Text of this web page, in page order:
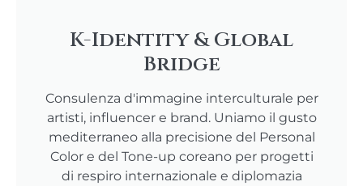
K-Identity & Global
Bridge
Consulenza d'immagine interculturale per
artisti, influencer e brand. Uniamo il gusto
mediterraneo alla precisione del Personal
Color e del Tone-up coreano per progetti
di respiro internazionale e diplomazia